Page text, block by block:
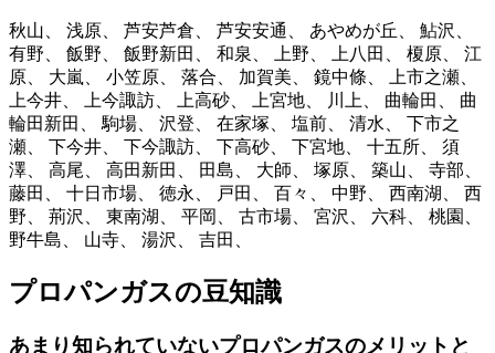
秋山、 浅原、 芦安芦倉、 芦安安通、 あやめが丘、 鮎沢、
有野、 飯野、 飯野新田、 和泉、 上野、 上八田、 榎原、 江
原、 大嵐、 小笠原、 落合、 加賀美、 鏡中條、 上市之瀬、
上今井、 上今諏訪、 上高砂、 上宮地、 川上、 曲輪田、 曲
輪田新田、 駒場、 沢登、 在家塚、 塩前、 清水、 下市之
瀬、 下今井、 下今諏訪、 下高砂、 下宮地、 十五所、 須
澤、 高尾、 高田新田、 田島、 大師、 塚原、 築山、 寺部、
藤田、 十日市場、 徳永、 戸田、 百々、 中野、 西南湖、 西
野、 荊沢、 東南湖、 平岡、 古市場、 宮沢、 六科、 桃園、
野牛島、 山寺、 湯沢、 吉田、
プロパンガスの豆知識
あまり知られていないプロパンガスのメリットと